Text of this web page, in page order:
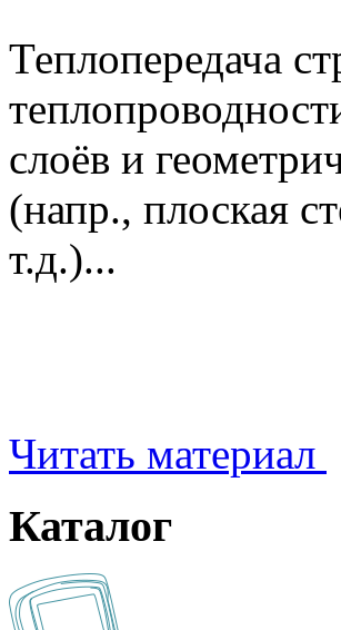
Теплопередача
слоёв и
(напр., плоская
т.д.)...
Читать материал
Каталог